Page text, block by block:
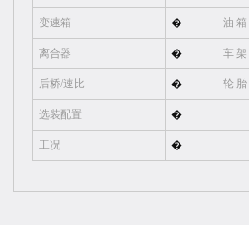
变速箱 � 油 箱
离合器 � 车 架
后桥/速比 � 轮 胎
选装配置 �
工况 �